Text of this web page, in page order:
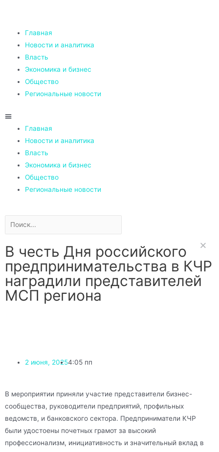
Главная
Новости и аналитика
Власть
Экономика и бизнес
Общество
Региональные новости
Главная
Новости и аналитика
Власть
Экономика и бизнес
Общество
Региональные новости
В честь Дня российского
предпринимательства в КЧР
наградили представителей
МСП региона
2 июня, 20254:05 пп
В мероприятии приняли участие представители бизнес-
сообщества, руководители предприятий, профильных
ведомств, и банковского сектора. Предприниматели КЧР
были удостоены почетных грамот за высокий
профессионализм, инициативность и значительный вклад в